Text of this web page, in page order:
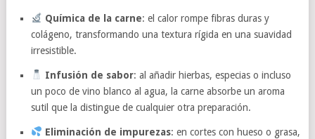
Química de la carne: el calor rompe fibras duras y
colágeno, transformando una textura rígida en una suavidad
irresistible.
Infusión de sabor: al añadir hierbas, especias o incluso
un poco de vino blanco al agua, la carne absorbe un aroma
sutil que la distingue de cualquier otra preparación.
Eliminación de impurezas: en cortes con hueso o grasa,